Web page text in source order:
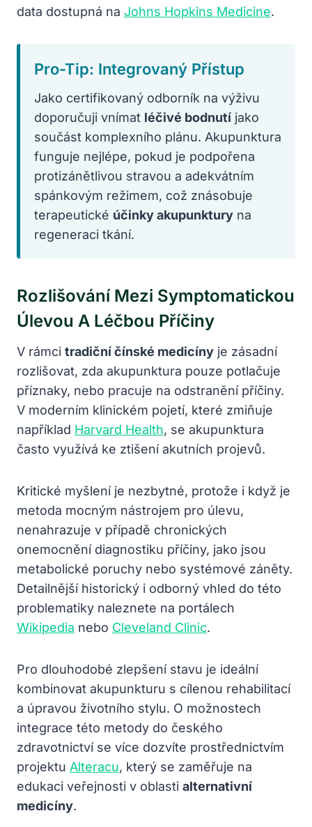
data dostupná na Johns Hopkins Medicine.
Pro-Tip: Integrovaný Přístup
Jako certifikovaný odborník na výživu
doporučuji vnímat léčivé bodnutí jako
součást komplexního plánu. Akupunktura
funguje nejlépe, pokud je podpořena
protizánětlivou stravou a adekvátním
spánkovým režimem, což znásobuje
terapeutické účinky akupunktury na
regeneraci tkání.
Rozlišování Mezi Symptomatickou
Úlevou A Léčbou Příčiny
V rámci tradiční čínské medicíny je zásadní
rozlišovat, zda akupunktura pouze potlačuje
příznaky, nebo pracuje na odstranění příčiny.
V moderním klinickém pojetí, které zmiňuje
například Harvard Health, se akupunktura
často využívá ke ztišení akutních projevů.
Kritické myšlení je nezbytné, protože i když je
metoda mocným nástrojem pro úlevu,
nenahrazuje v případě chronických
onemocnění diagnostiku příčiny, jako jsou
metabolické poruchy nebo systémové záněty.
Detailnější historický i odborný vhled do této
problematiky naleznete na portálech
Wikipedia nebo Cleveland Clinic.
Pro dlouhodobé zlepšení stavu je ideální
kombinovat akupunkturu s cílenou rehabilitací
a úpravou životního stylu. O možnostech
integrace této metody do českého
zdravotnictví se více dozvíte prostřednictvím
projektu Alteracu, který se zaměřuje na
edukaci veřejnosti v oblasti alternativní
medicíny.